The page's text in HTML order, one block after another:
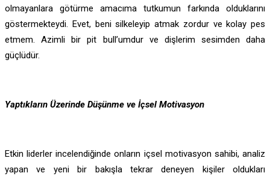
olmayanlara götürme amacıma tutkumun farkında olduklarını
göstermekteydi. Evet, beni silkeleyip atmak zordur ve kolay pes
etmem. Azimli bir pit bull’umdur ve dişlerim sesimden daha
güçlüdür.
Yaptıkların Üzerinde Düşünme ve İçsel Motivasyon
Etkin liderler incelendiğinde onların içsel motivasyon sahibi, analiz
yapan ve yeni bir bakışla tekrar deneyen kişiler oldukları